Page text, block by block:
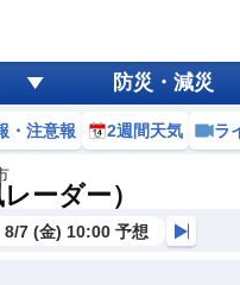
防災・減災
・注意報 2週間天気 ラ
ーダー）
8/7 (金) 10:00 予想